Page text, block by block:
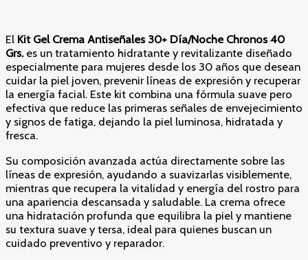
El Kit Gel Crema Antiseñales 30+ Día/Noche Chronos 40
Grs.es un tratamiento hidratante y revitalizante diseñado
especialmente para mujeres desde los 30 años que desean
cuidar la piel joven, prevenir líneas de expresión y recuperar
la energía facial. Este kit combina una fórmula suave pero
efectiva que reduce las primeras señales de envejecimiento
y signos de fatiga, dejando la piel luminosa, hidratada y
fresca.
Su composición avanzada actúa directamente sobre las
líneas de expresión, ayudando a suavizarlas visiblemente,
mientras que recupera la vitalidad y energía del rostro para
una apariencia descansada y saludable. La crema ofrece
una hidratación profunda que equilibra la piel y mantiene
su textura suave y tersa, ideal para quienes buscan un
cuidado preventivo y reparador.